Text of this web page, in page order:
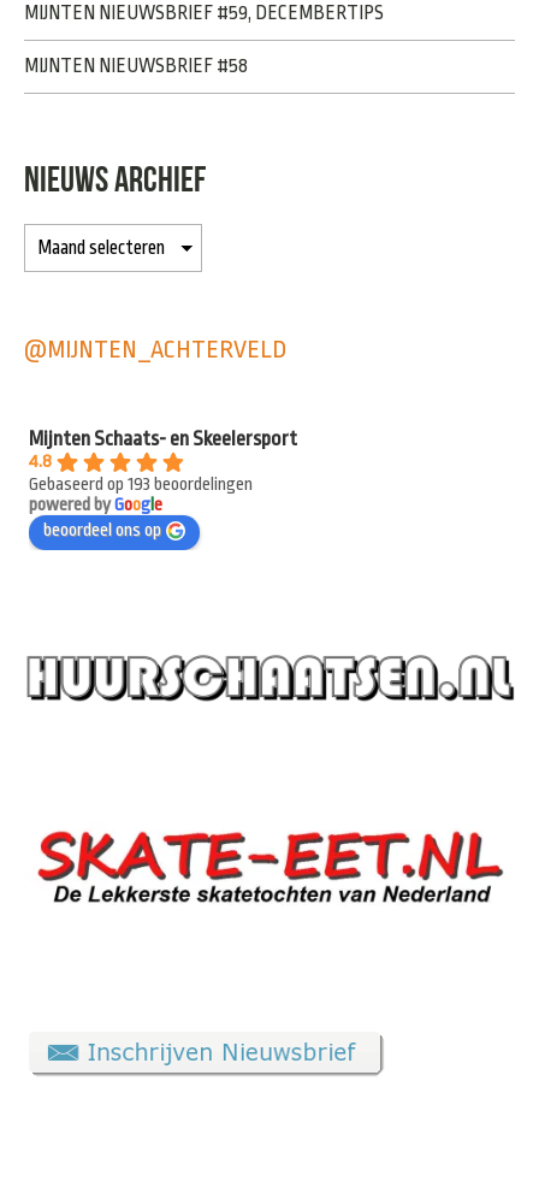
MIJNTEN NIEUWSBRIEF #59, DECEMBERTIPS
MIJNTEN NIEUWSBRIEF #58
NIEUWS ARCHIEF
@MIJNTEN_ACHTERVELD
Mijnten Schaats- en Skeelersport
4.8
Gebaseerd op 193 beoordelingen
powered byGooge
beoordeel ons op